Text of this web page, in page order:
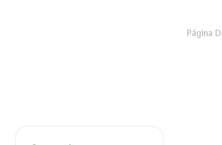
Página